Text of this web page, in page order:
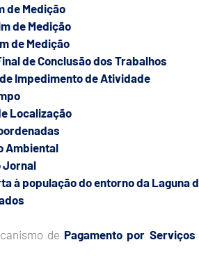
de Medição
de Medição
de Medição
de Conclusão dos Trabalhos
Impedimento de Atividade
Localização
Ambiental
Jornal
à população do entorno da Laguna
de Pagamento por